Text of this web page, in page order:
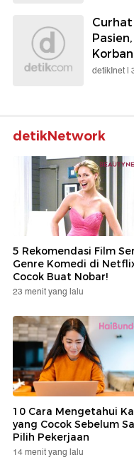
Curhat
Korban
detikInet |
detikNetwork
5 Rekomendasi Film
Genre Komedi di
Cocok Buat Nobar!
23 menit yang lalu
10 Cara Mengetahui
yang Cocok Sebelum
Pilih Pekerjaan
14 menit yang lalu